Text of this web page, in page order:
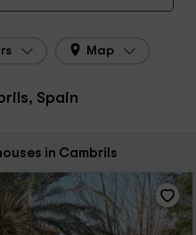
Map
Spain
in Cambrils